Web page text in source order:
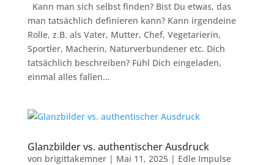
Kann man sich selbst finden? Bist Du etwas, das
man tatsächlich definieren kann? Kann irgendeine
Rolle, z.B. als Vater, Mutter, Chef, Vegetarierin,
Sportler, Macherin, Naturverbundener etc. Dich
tatsächlich beschreiben? Fühl Dich eingeladen,
einmal alles fallen...
Glanzbilder vs. authentischer Ausdruck
von brigittakemner| Mai 11, 2025| Edle Impulse